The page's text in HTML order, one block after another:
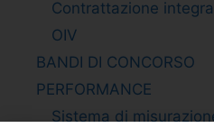
Contrattazione
OIV
BANDI DI CONCORSO
PERFORMANCE
Sistema di